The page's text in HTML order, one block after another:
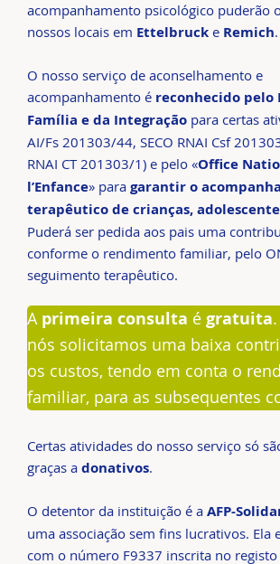
acompanhamento psicológico puderão
nossos locais em Ettelbruck e Remich.
O nosso serviço de aconselhamento e
acompanhamento é reconhecido
Família e da Integração para certas
AI/Fs 201303/44, SECO RNAI Csf
RNAI CT 201303/1) e pelo «Office
l’Enfance» para garantir o
terapêutico de crianças,
Puderá ser pedida aos pais uma
conforme o rendimento familiar, pelo
seguimento terapêutico.
A primeira consulta é gratuita
nós solicitamos uma baixa
os custos, tendo em conta o
familiar, para as subsequentes
Certas atividades do nosso serviço só
graças a donativos.
O detentor da instituição é a AFP-
uma associação sem fins lucrativos. Ela
com o número F9337 inscrita no